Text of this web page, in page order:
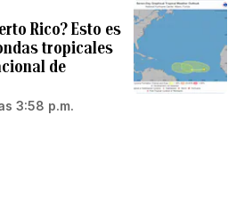
Rico? Esto es
tropicales
de
3:58 p.m.